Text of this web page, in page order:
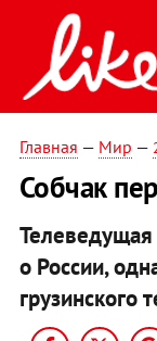
Главная — Мир —
Собчак
Телеведущая
о России,
грузинского